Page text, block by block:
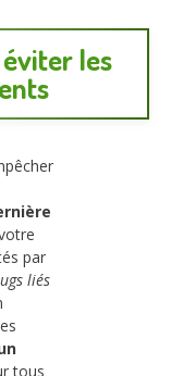
les
par
liés
tous